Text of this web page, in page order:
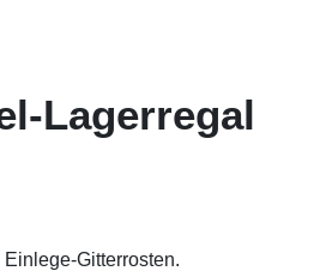
Lagerregal
Gitterrosten.